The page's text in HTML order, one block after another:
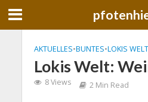
AKTUELLES•BUNTES•LOKIS WELT
Lokis Welt:
8 Views 2 Min Read